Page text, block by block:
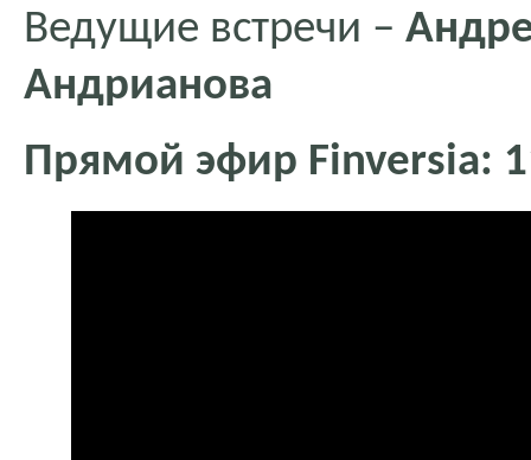
Ведущие встречи –
Андрианова
Прямой эфир Finversia: